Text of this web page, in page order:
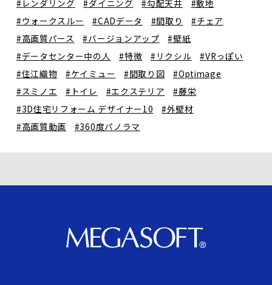
#レンダリング
#ダイニング #勾配天井
#敷地
#ウォークスルー
#CADデータ #間取り
#チェア
#高画質パース
#バージョンアップ
#壁紙
#データセンター中の人
#特徴 #リクシル
#VRっぽい
#住江織物
#ケイミュー #間取り図
#Optimage
#スミノエ
#トイレ #エクステリア
#藤栄
#3D住宅リフォーム デザイナー10
#外壁材
#高画質動画
#360度パノラマ